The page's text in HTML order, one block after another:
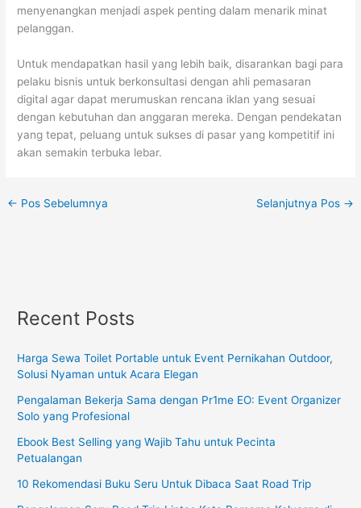
menyenangkan menjadi aspek penting dalam menarik minat
pelanggan.
Untuk mendapatkan hasil yang lebih baik, disarankan bagi para
pelaku bisnis untuk berkonsultasi dengan ahli pemasaran
digital agar dapat merumuskan rencana iklan yang sesuai
dengan kebutuhan dan anggaran mereka. Dengan pendekatan
yang tepat, peluang untuk sukses di pasar yang kompetitif ini
akan semakin terbuka lebar.
← Pos Sebelumnya Selanjutnya Pos →
Recent Posts
Harga Sewa Toilet Portable untuk Event Pernikahan Outdoor,
Solusi Nyaman untuk Acara Elegan
Pengalaman Bekerja Sama dengan Pr1me EO: Event Organizer
Solo yang Profesional
Ebook Best Selling yang Wajib Tahu untuk Pecinta
Petualangan
10 Rekomendasi Buku Seru Untuk Dibaca Saat Road Trip